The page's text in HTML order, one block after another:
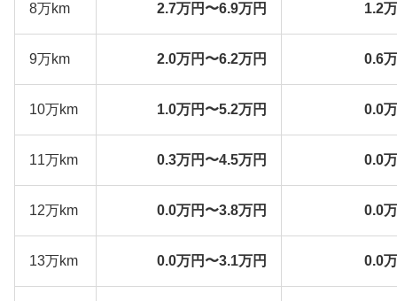
8万km 2.7万円〜6.9万円 1.2
9万km 2.0万円〜6.2万円 0.6
10万km 1.0万円〜5.2万円 0.0
11万km 0.3万円〜4.5万円 0.0
12万km 0.0万円〜3.8万円 0.0
13万km 0.0万円〜3.1万円 0.0